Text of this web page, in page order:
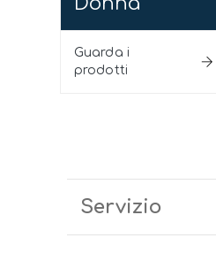
Guarda i
prodotti
Servizio